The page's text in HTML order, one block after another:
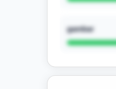
gambar